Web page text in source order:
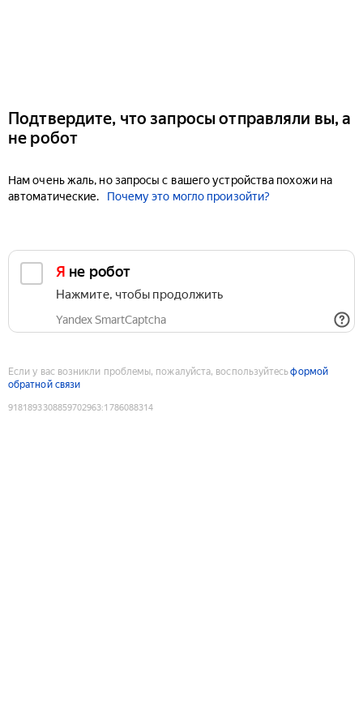
Подтвердите, что запросы отправляли вы, а
не робот
Нам очень жаль, но запросы с вашего устройства похожи на
автоматические.
Почему это могло произойти?
Я не робот
Нажмите, чтобы продолжить
Yandex SmartCaptcha
Если у вас возникли проблемы, пожалуйста, воспользуйтесьформой
обратной связи
9181893308859702963:1786088314